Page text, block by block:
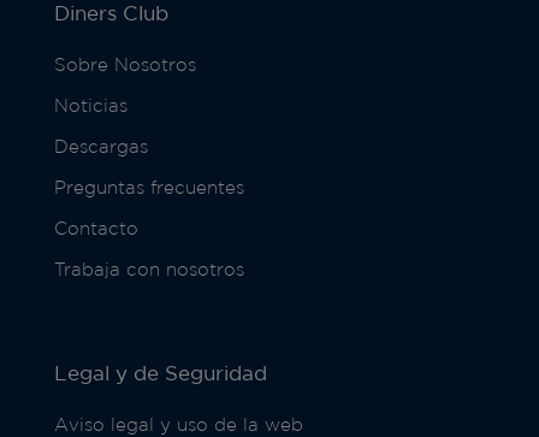
Diners Club
Sobre Nosotros
Noticias
Descargas
Preguntas frecuentes
Contacto
Trabaja con nosotros
Legal y de Seguridad
Aviso legal y uso de la web